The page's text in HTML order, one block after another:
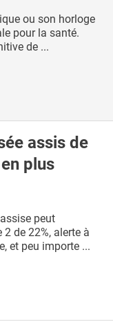
ou son horloge
pour la santé.
de ...
assis de
plus
peut
de 22%, alerte à
et peu importe ...